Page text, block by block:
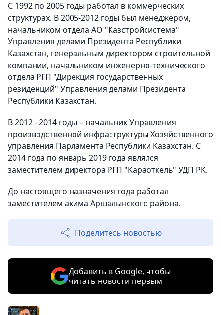
С 1992 по 2005 годы работал в коммерческих
структурах. В 2005-2012 годы был менеджером,
начальником отдела АО "Казстройсистема"
Управления делами Президента Республики
Казахстан, генеральным директором строительной
компании, начальником инженерно-технического
отдела РГП "Дирекция государственных
резиденций" Управления делами Президента
Республики Казахстан.
В 2012 - 2014 годы – начальник Управления
производственной инфраструктуры Хозяйственного
управления Парламента Республики Казахстан. С
2014 года по январь 2019 года являлся
заместителем директора РГП "Караоткель" УДП РК.
До настоящего назначения года работал
заместителем акима Аршалынского района.
Поделитесь новостью
Добавить в Google, чтобы
читать новости первым